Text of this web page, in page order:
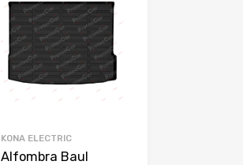
KONA ELECTRIC
Alfombra Baul